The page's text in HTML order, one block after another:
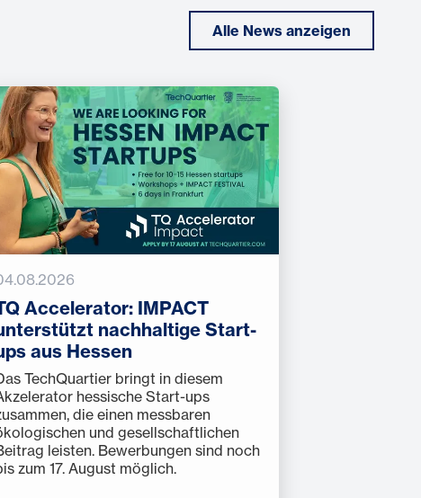
Alle News anzeigen
Accelerator: IMPACT
nachhaltige Start-
aus Hessen
TechQuartier bringt in diesem
hessische Start-ups
die einen messbaren
und gesellschaftlichen
leisten. Bewerbungen sind noch
zum 17. August möglich.